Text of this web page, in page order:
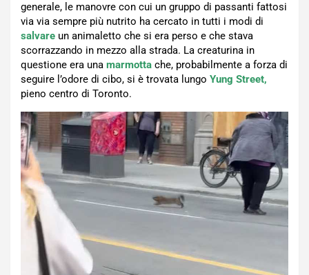
generale, le manovre con cui un gruppo di passanti fattosi
via via sempre più nutrito ha cercato in tutti i modi di
salvare un animaletto che si era perso e che stava
scorrazzando in mezzo alla strada. La creaturina in
questione era una marmotta che, probabilmente a forza di
seguire l’odore di cibo, si è trovata lungo Yung Street,
pieno centro di Toronto.